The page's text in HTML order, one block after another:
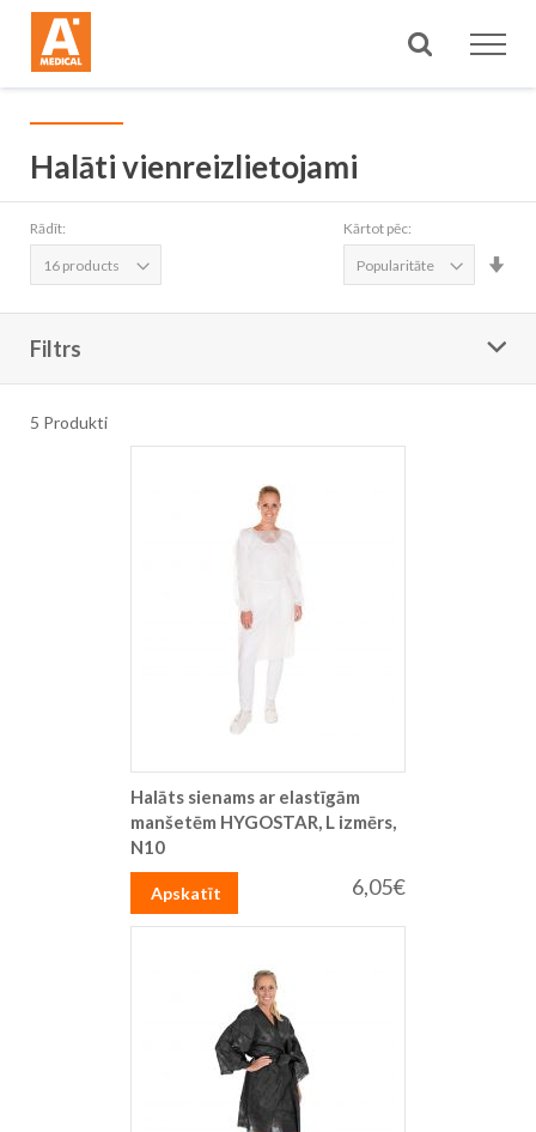
Meklēt
Halāti vienreizlietojami
Rādīt: Kārtot pēc:
Filtrs
5 Produkti
Halāts sienams ar elastīgām
manšetēm HYGOSTAR, L izmērs,
N10
6,05€
Apskatīt